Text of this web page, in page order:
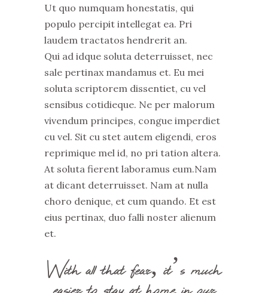
Ut quo numquam honestatis, qui
populo percipit intellegat ea. Pri
laudem tractatos hendrerit an.
Qui ad idque soluta deterruisset, nec
sale pertinax mandamus et. Eu mei
soluta scriptorem dissentiet, cu vel
sensibus cotidieque. Ne per malorum
vivendum principes, congue imperdiet
cu vel. Sit cu stet autem eligendi, eros
reprimique mel id, no pri tation altera.
At soluta fierent laboramus eum.Nam
at dicant deterruisset. Nam at nulla
choro denique, et cum quando. Et est
eius pertinax, duo falli noster alienum
et.
With all that fear, it’s much